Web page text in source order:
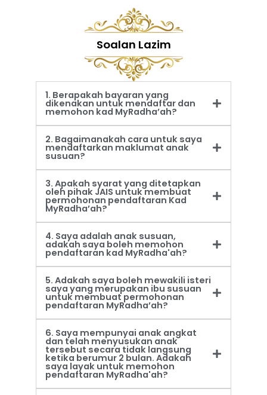
Soalan Lazim
1. Berapakah bayaran yang
dikenakan untuk mendaftar dan
memohon kad MyRadha’ah?
2. Bagaimanakah cara untuk saya
mendaftarkan maklumat anak
susuan?
3. Apakah syarat yang ditetapkan
oleh pihak JAIS untuk membuat
permohonan pendaftaran Kad
MyRadha’ah?
4. Saya adalah anak susuan,
adakah saya boleh memohon
pendaftaran kad MyRadha'ah?
5. Adakah saya boleh mewakili isteri
saya yang merupakan ibu susuan
untuk membuat permohonan
pendaftaran MyRadha’ah?
6. Saya mempunyai anak angkat
dan telah menyusukan anak
tersebut secara tidak langsung
ketika berumur 2 bulan. Adakah
saya layak untuk memohon
pendaftaran MyRadha'ah?